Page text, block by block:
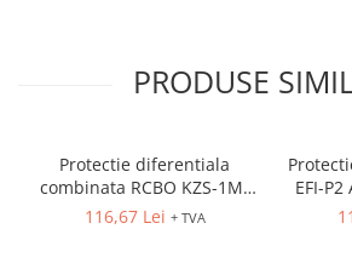
Separatoare si socluri fuzibili
Comutatoare, Cleme
PRODUSE
Protectie diferentiala
combinata RCBO KZS-1M-
UNI A B16/0.03,1P+N B 16A
116,67 Lei + TVA
EFI-